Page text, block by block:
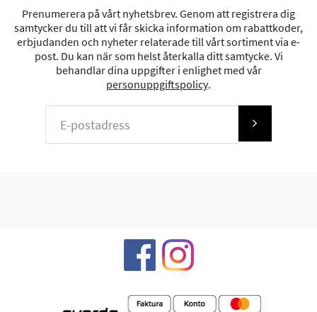
Prenumerera på vårt nyhetsbrev. Genom att registrera dig
samtycker du till att vi får skicka information om rabattkoder,
erbjudanden och nyheter relaterade till vårt sortiment via e-
post. Du kan när som helst återkalla ditt samtycke. Vi
behandlar dina uppgifter i enlighet med vår
personuppgiftspolicy.